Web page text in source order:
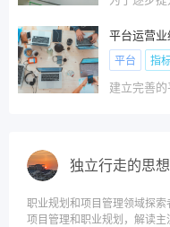
平台运营
平台 指
独立行走的思
职业规划和项目管理领域探
项目管理和职业规划，解读